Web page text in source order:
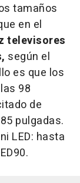
tamaños
en el
televisores
según el
es que los
98
de
pulgadas.
LED: hasta